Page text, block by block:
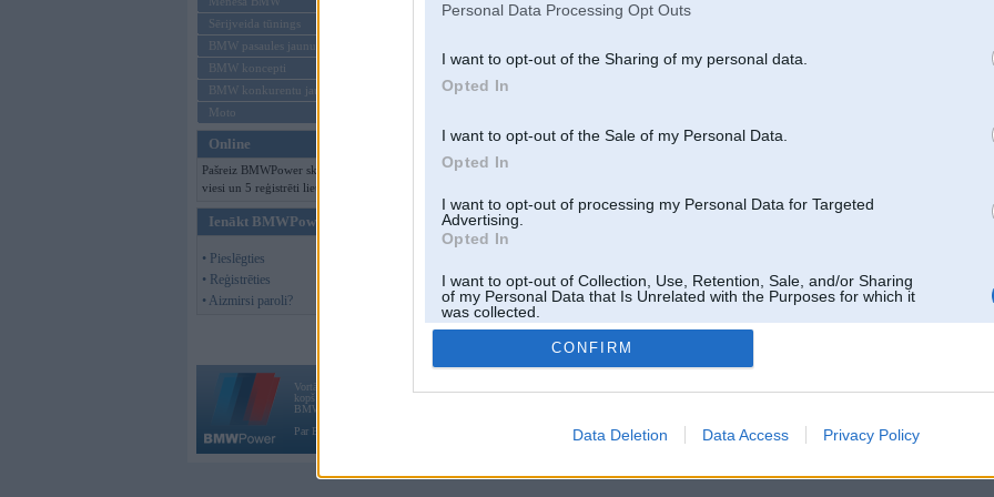
Personal Data Processing Opt Outs
I want to opt-out of the Sharing of my personal data.
Opted In
I want to opt-out of the Sale of my Personal Data.
Opted In
I want to opt-out of processing my Personal Data for Targeted
Advertising.
Opted In
I want to opt-out of Collection, Use, Retention, Sale, and/or Sharing
of my Personal Data that Is Unrelated with the Purposes for which it
was collected.
Opted Out
CONFIRM
Data Deletion Data Access Privacy Policy
Sērijveida tūnings
BMW pasaules jaunumi
BMW koncepti
BMW konkurentu jaunumi
Moto
Online
Pašreiz BMWPower skatās 119
viesi un 5 reģistrēti lietotāji.
Ienākt BMWPower
• Pieslēgties
• Reģistrēties
• Aizmirsi paroli?
Vortāls BMWPower.lv darbojas
kopš 2002. gada 14. maija. Tas nav auto klubs un nav saistīts ar
BMW AG.
Par BMWPower